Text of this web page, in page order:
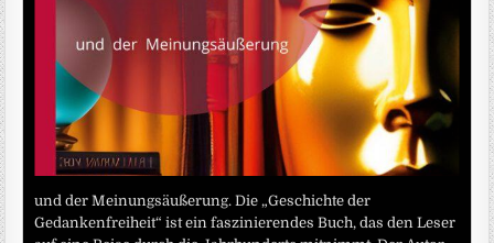
und der Meinungsäußerung. Die „Geschichte der
Gedankenfreiheit“ ist ein faszinierendes Buch, das den Leser